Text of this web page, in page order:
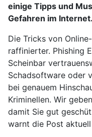
einige Tipps und
Gefahren im Internet.
Die Tricks von
raffinierter. Phishing
Scheinbar
Schadsoftware oder
bei genauem
Kriminellen. Wir
damit Sie gut
warnt die Post